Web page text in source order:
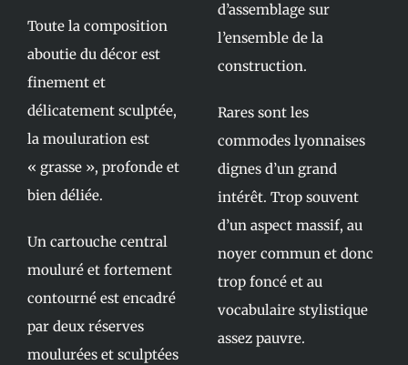
Toute la composition
aboutie du décor est
finement et
délicatement sculptée,
la mouluration est
« grasse », profonde et
bien déliée.
Un cartouche central
mouluré et fortement
contourné est encadré
par deux réserves
moulurées et sculptées
d’assemblage sur
l’ensemble de la
construction.
Rares sont les
commodes lyonnaises
dignes d’un grand
intérêt. Trop souvent
d’un aspect massif, au
noyer commun et donc
trop foncé et au
vocabulaire stylistique
assez pauvre.